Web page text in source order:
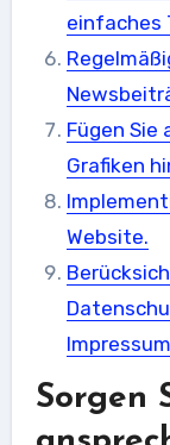
einfaches
Fügen Sie
Grafiken
Website.
Sorgen